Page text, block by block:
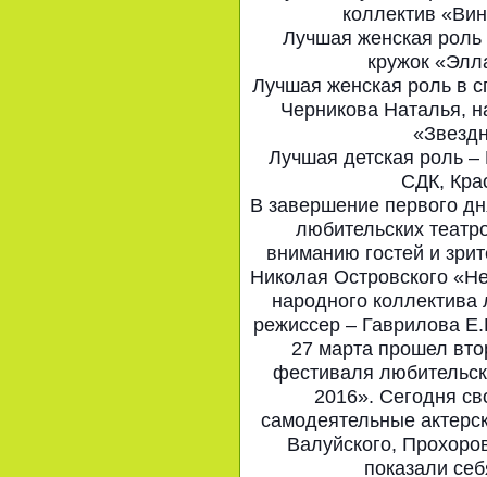
коллектив
Лучшая женская
кружок
Лучшая женская роль в
Черникова Наталья,
Лучшая детская роль
СДК,
В завершение первого
любительских
вниманию гостей и
Николая Островского
народного коллектива
режиссер – Гаврилова
27 марта прошел
фестиваля
2016». Сегодня
самодеятельные
Валуйского,
показали